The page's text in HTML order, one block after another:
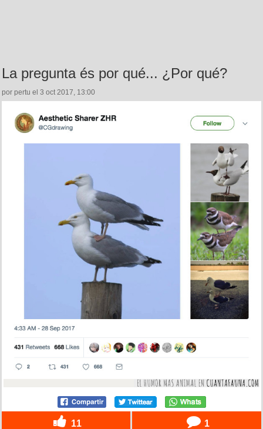
La pregunta és por qué... ¿Por qué?
por pertu el 3 oct 2017, 13:00
11 1